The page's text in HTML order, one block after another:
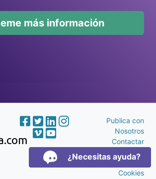
¿Necesitas ayuda?
más información
Publica con
Nosotros
Contactar
Publicidad
Aviso Legal y
Cookies